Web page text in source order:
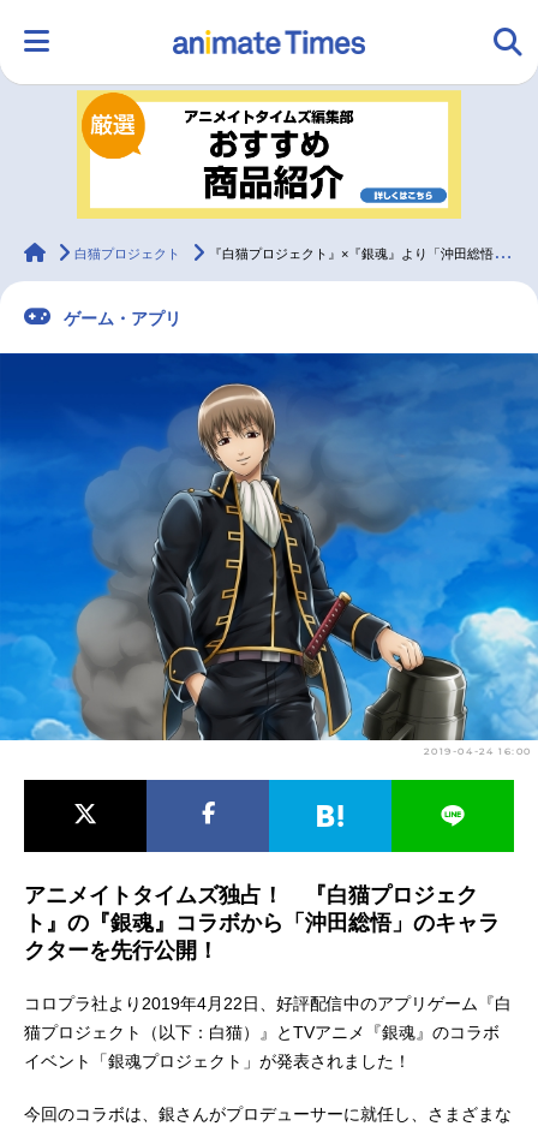
ランキング アニメ
ラジオ みんなの声
配信・Vtuber
最新記事一覧
アニメ記事一覧 声優記事一覧
アニメ映画一覧 実写化映画一覧
今期アニメ曜日別一覧
春アニメ 夏アニメ
秋アニメ 冬アニメ
animateTimes
白猫プロジェクト 『白猫プロジェクト』×『銀魂』より「沖田総悟」のキャラクターを先行公開
ゲーム・アプリ
2019-04-24 16:00
アニメイトタイムズ独占！ 『白猫プロジェク
ト』の『銀魂』コラボから「沖田総悟」のキャラ
クターを先行公開！
コロプラ社より2019年4月22日、好評配信中のアプリゲーム『白
猫プロジェクト（以下：白猫）』とTVアニメ『銀魂』のコラボ
イベント「銀魂プロジェクト」が発表されました！
今回のコラボは、銀さんがプロデューサーに就任し、さまざまな